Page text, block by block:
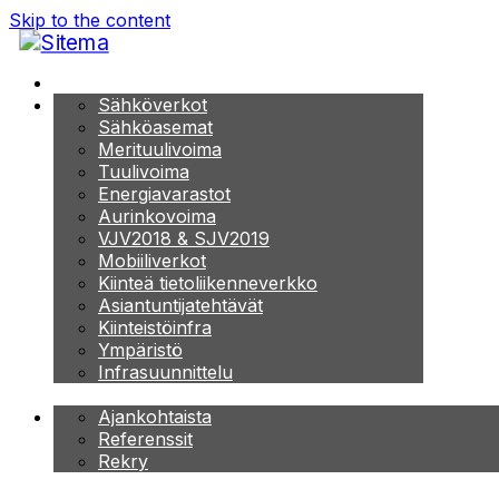
Skip to the content
PALVELUT
Sähköverkot
Sähköasemat
Merituulivoima
Tuulivoima
Energiavarastot
Aurinkovoima
VJV2018 & SJV2019
Mobiiliverkot
Kiinteä tietoliikenneverkko
Asiantuntijatehtävät
Kiinteistöinfra
Ympäristö
Infrasuunnittelu
YRITYSAjankohtaista
Referenssit
Rekry